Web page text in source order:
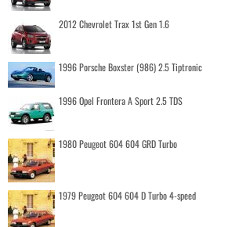
2012 Chevrolet Trax 1st Gen 1.6
1996 Porsche Boxster (986) 2.5 Tiptronic
1996 Opel Frontera A Sport 2.5 TDS
1980 Peugeot 604 604 GRD Turbo
1979 Peugeot 604 604 D Turbo 4-speed